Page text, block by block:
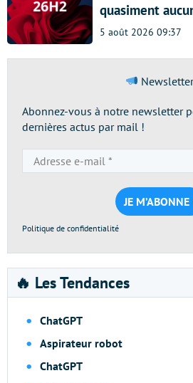
quasiment
5 août 2026 09:37
Abonnez-vous à notre newsletter
dernières actus par mail !
e-
mail
*
Politique de confidentialité
🔥 Les Tendances
ChatGPT
Aspirateur robot
ChatGPT